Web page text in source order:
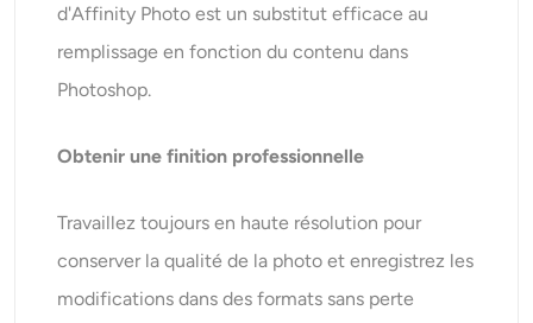
d'Affinity Photo est un substitut efficace au
remplissage en fonction du contenu dans
Photoshop.
Obtenir une finition professionnelle
Travaillez toujours en haute résolution pour
conserver la qualité de la photo et enregistrez les
modifications dans des formats sans perte